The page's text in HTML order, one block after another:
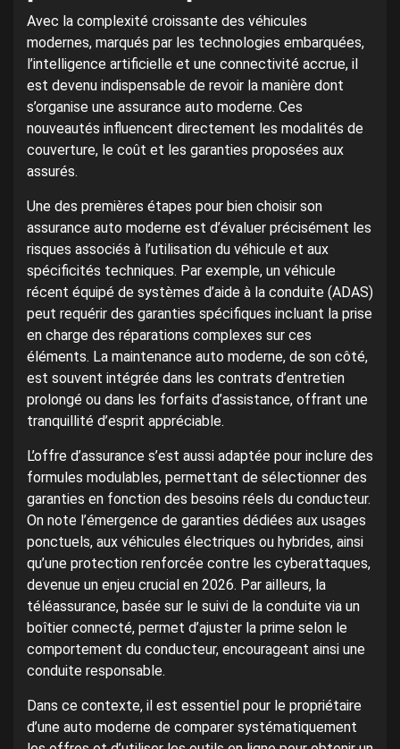
Avec la complexité croissante des véhicules
modernes, marqués par les technologies embarquées,
l’intelligence artificielle et une connectivité accrue, il
est devenu indispensable de revoir la manière dont
s’organise une assurance auto moderne. Ces
nouveautés influencent directement les modalités de
couverture, le coût et les garanties proposées aux
assurés.
Une des premières étapes pour bien choisir son
assurance auto moderne est d’évaluer précisément les
risques associés à l’utilisation du véhicule et aux
spécificités techniques. Par exemple, un véhicule
récent équipé de systèmes d’aide à la conduite (ADAS)
peut requérir des garanties spécifiques incluant la prise
en charge des réparations complexes sur ces
éléments. La maintenance auto moderne, de son côté,
est souvent intégrée dans les contrats d’entretien
prolongé ou dans les forfaits d’assistance, offrant une
tranquillité d’esprit appréciable.
L’offre d’assurance s’est aussi adaptée pour inclure des
formules modulables, permettant de sélectionner des
garanties en fonction des besoins réels du conducteur.
On note l’émergence de garanties dédiées aux usages
ponctuels, aux véhicules électriques ou hybrides, ainsi
qu’une protection renforcée contre les cyberattaques,
devenue un enjeu crucial en 2026. Par ailleurs, la
téléassurance, basée sur le suivi de la conduite via un
boîtier connecté, permet d’ajuster la prime selon le
comportement du conducteur, encourageant ainsi une
conduite responsable.
Dans ce contexte, il est essentiel pour le propriétaire
d’une auto moderne de comparer systématiquement